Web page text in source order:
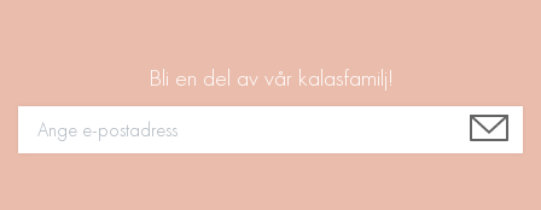
Bli en del av vår kalasfamilj!